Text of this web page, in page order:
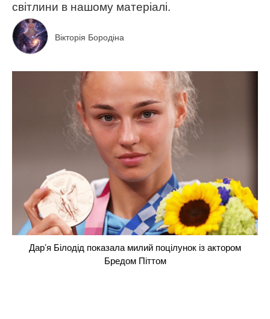
світлини в нашому матеріалі.
Вікторія Бородіна
Дарʼя Білодід показала милий поцілунок із актором
Бредом Піттом